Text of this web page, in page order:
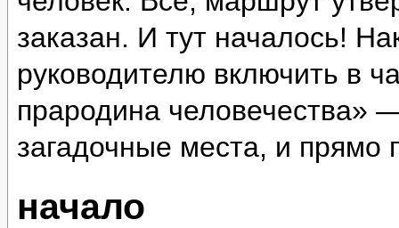
заказан. И тут началось!
руководителю включить в
прародина человечества»
загадочные места, и
начало